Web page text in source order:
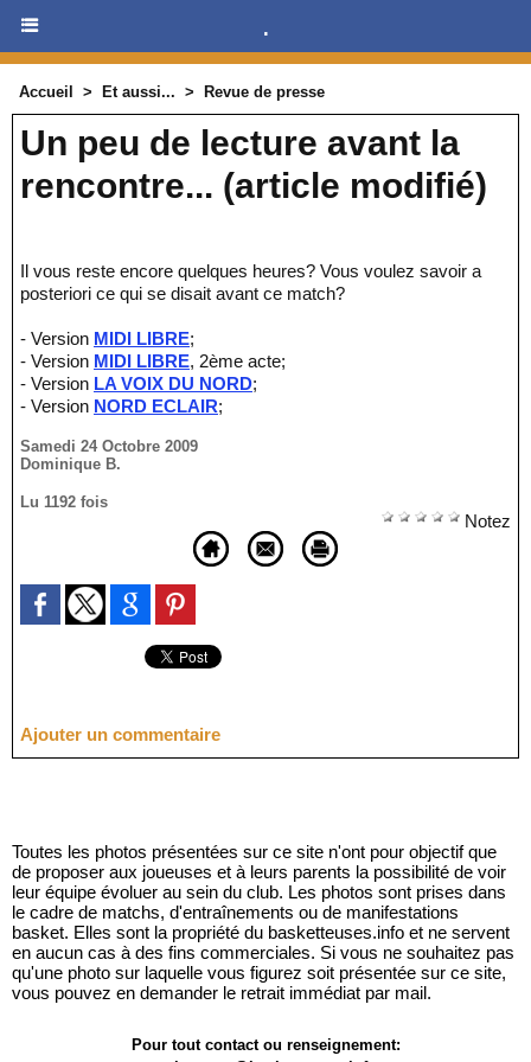
.
Accueil > Et aussi... > Revue de presse
Un peu de lecture avant la
rencontre... (article modifié)
Il vous reste encore quelques heures? Vous voulez savoir a
posteriori ce qui se disait avant ce match?
- Version MIDI LIBRE;
- Version MIDI LIBRE, 2ème acte;
- Version LA VOIX DU NORD;
- Version NORD ECLAIR;
Samedi 24 Octobre 2009
Dominique B.
Lu 1192 fois
Notez
Ajouter un commentaire
Toutes les photos présentées sur ce site n'ont pour objectif que
de proposer aux joueuses et à leurs parents la possibilité de voir
leur équipe évoluer au sein du club. Les photos sont prises dans
le cadre de matchs, d'entraînements ou de manifestations
basket. Elles sont la propriété du basketteuses.info et ne servent
en aucun cas à des fins commerciales. Si vous ne souhaitez pas
qu'une photo sur laquelle vous figurez soit présentée sur ce site,
vous pouvez en demander le retrait immédiat par mail.
Pour tout contact ou renseignement: